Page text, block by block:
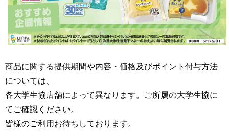
商品に関する提供期間や内容・価格及びポイント付与方法
については、
各大学生協店舗によって異なります。ご所属の大学生協に
てご確認ください。
皆様のご利用お待ちしております。